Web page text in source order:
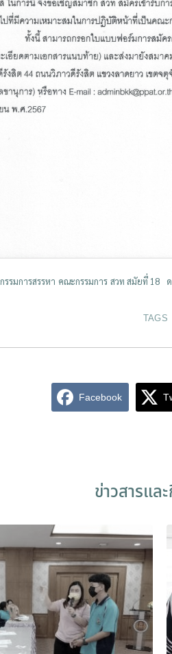
รมการสรรหา คณะกรรมการ สวท สมัยที่ 18
TAGS
Facebook
ข่าวสารแล